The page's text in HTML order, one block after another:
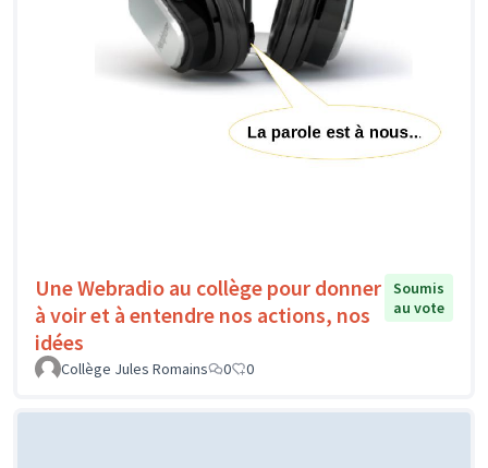
Une Webradio au collège pour donner
à voir et à entendre nos actions, nos
idées
Soumis
au vote
Collège Jules Romains 0 0